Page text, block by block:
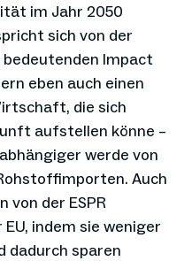
im Jahr 2050
sich von der
bedeutenden Impact
eben auch einen
die sich
aufstellen könne –
werde von
Auch
von der ESPR
indem sie weniger
dadurch sparen